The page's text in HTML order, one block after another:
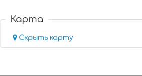
Карта
Скрыть карту